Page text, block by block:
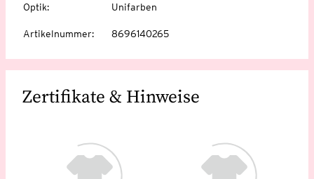
Optik: Unifarben
Artikelnummer: 8696140265
Zertifikate & Hinweise